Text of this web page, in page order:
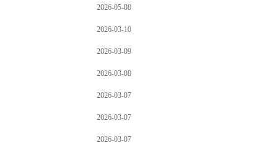
2026-05-08
2026-03-10
2026-03-09
2026-03-08
2026-03-07
2026-03-07
2026-03-07